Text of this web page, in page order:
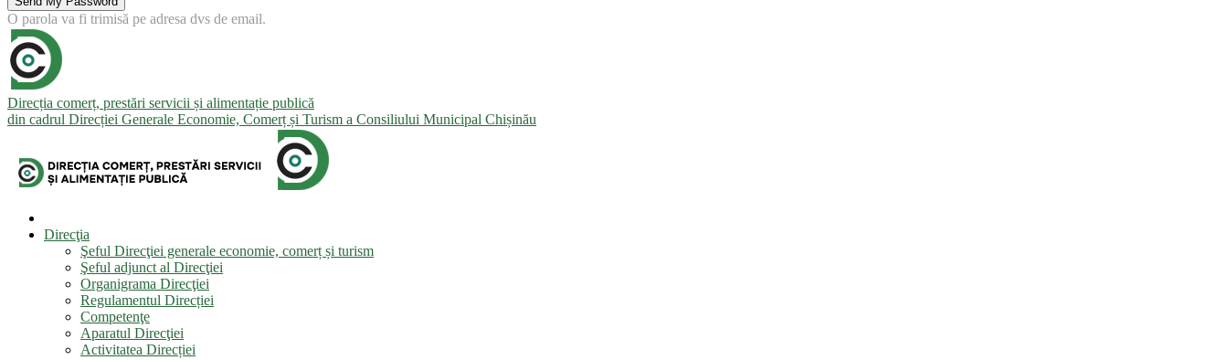
O parola va fi trimisă pe adresa dvs de email.
Direcția comerț, prestări servicii și alimentație publică
din cadrul Direcției Generale Economie, Comerț și Turism a Consiliului Municipal Chișinău
Direcţia
Şeful Direcţiei generale economie, comerț și turism
Şeful adjunct al Direcţiei
Organigrama Direcţiei
Regulamentul Direcției
Competenţe
Aparatul Direcţiei
Activitatea Direcției